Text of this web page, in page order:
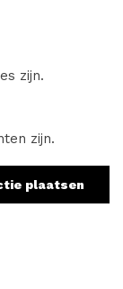
zijn.
zijn.